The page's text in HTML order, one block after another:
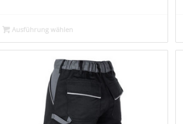
Ausführung wählen